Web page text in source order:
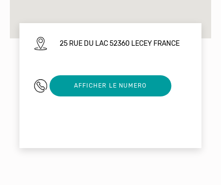
25 RUE DU LAC 52360 LECEY FRANCE
0670878193
AFFICHER LE NUMERO